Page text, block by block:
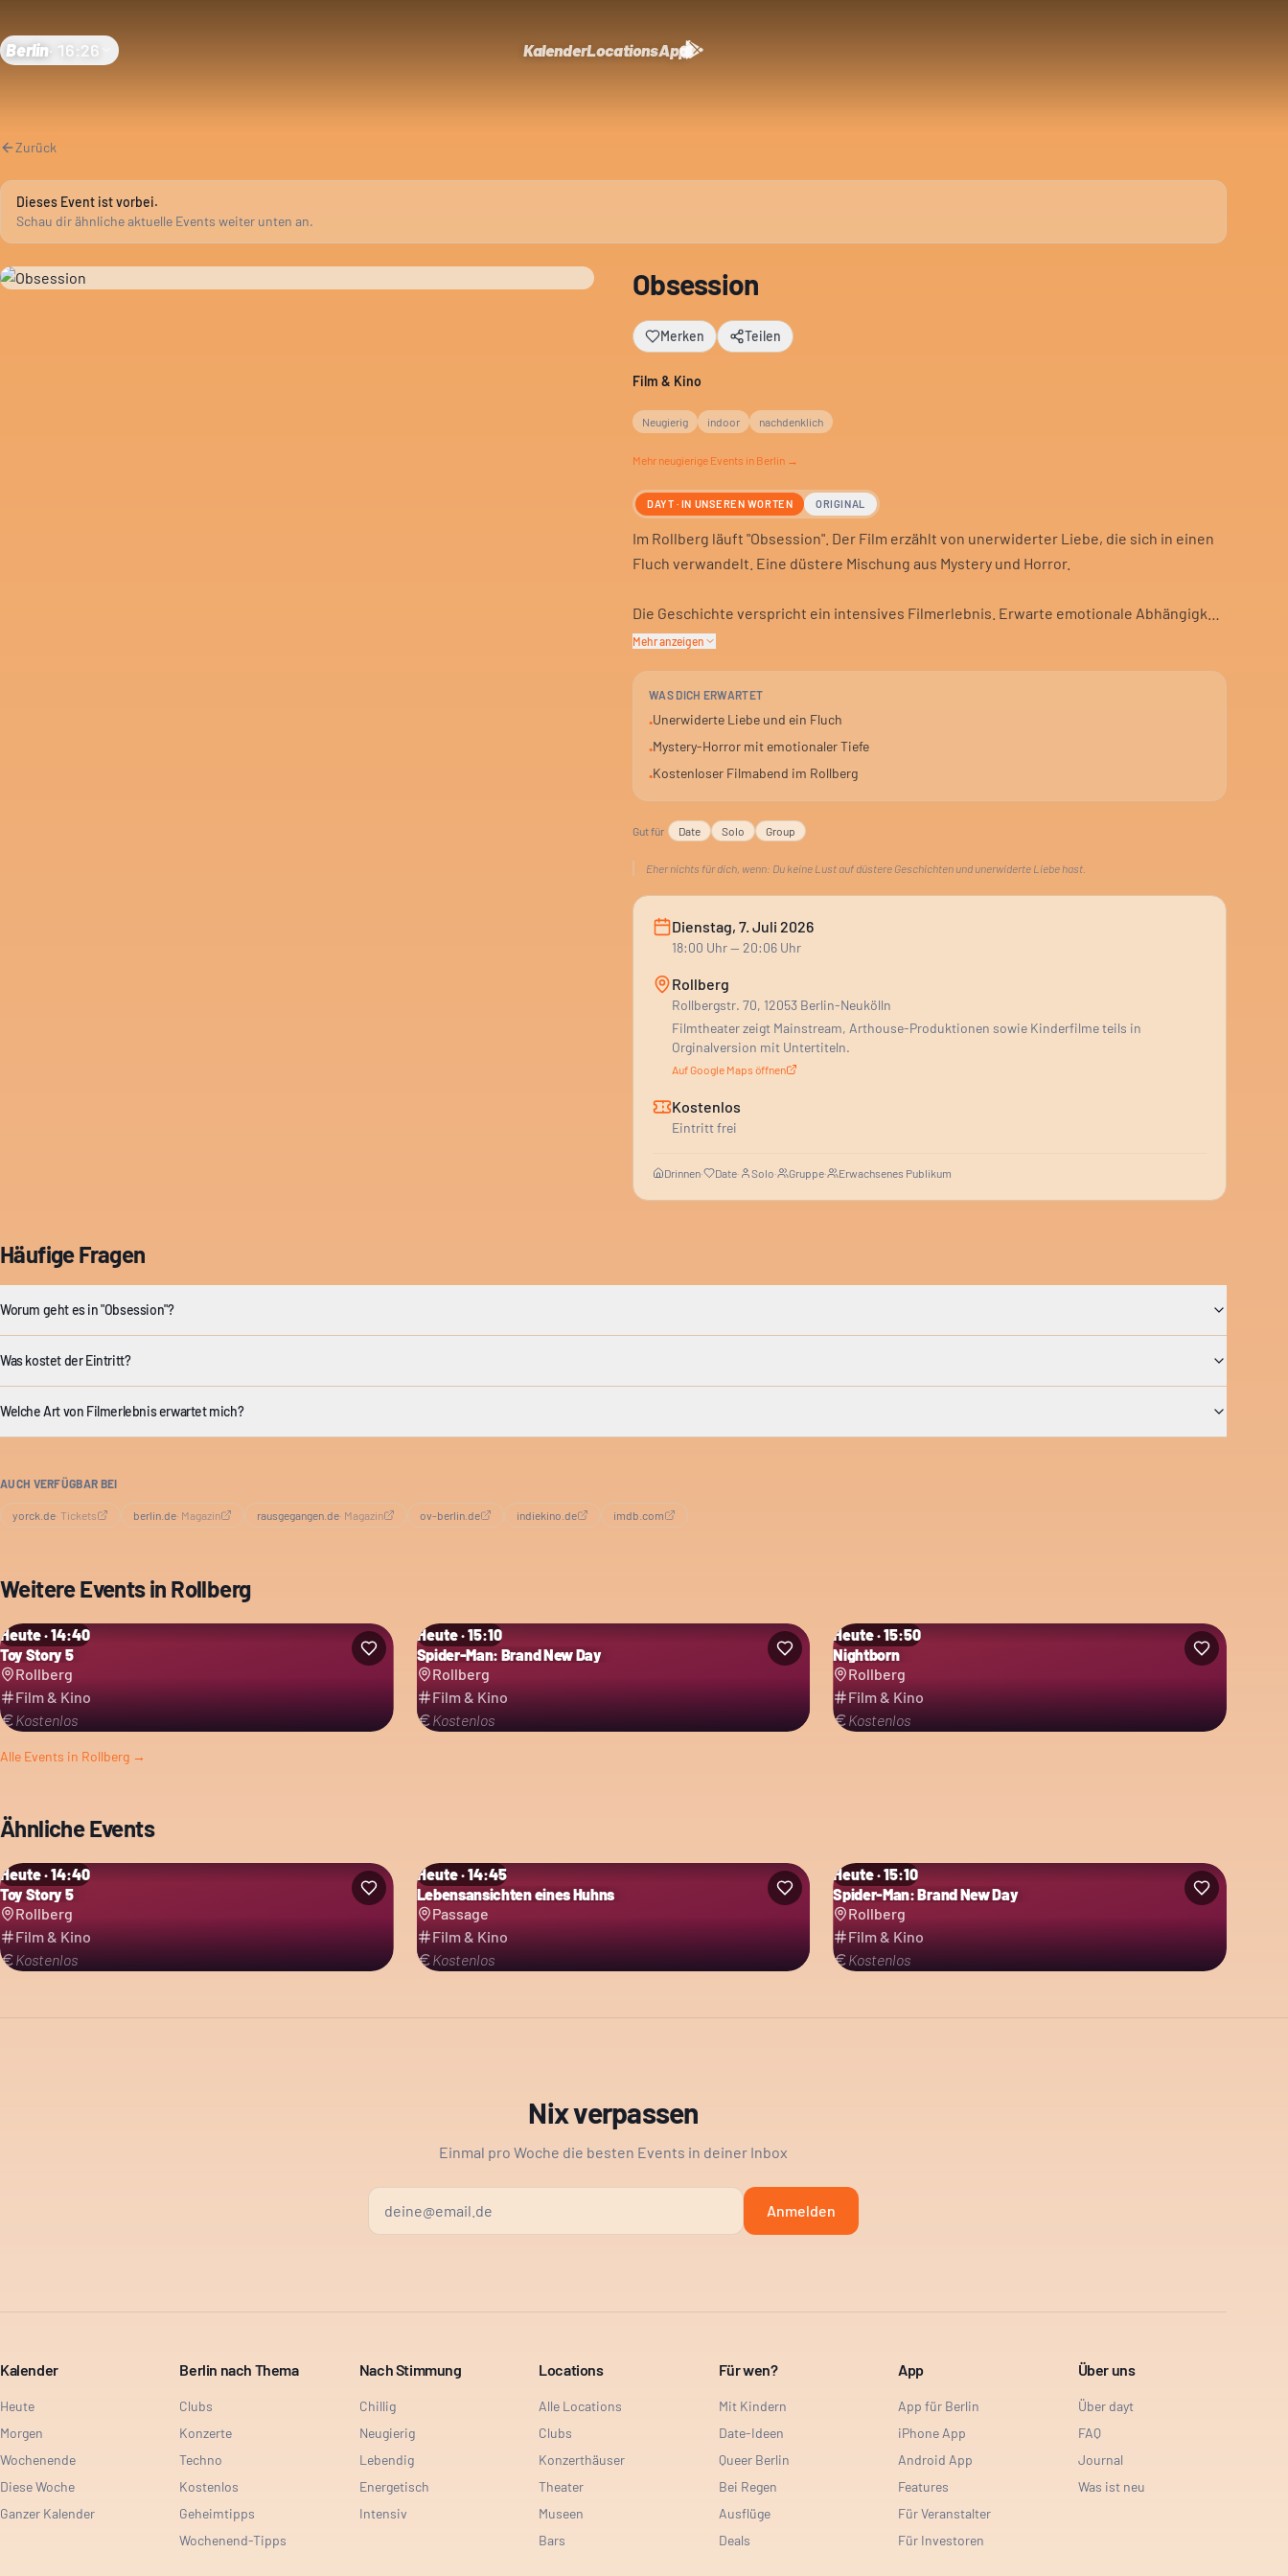
Berlin· 16:26 KalenderLocationsApp
Zurück
Dieses Event ist vorbei.
Schau dir ähnliche aktuelle Events weiter unten an.
Obsession
Merken Teilen
Film & Kino
Neugierig indoor nachdenklich
Mehr neugierige Events in Berlin →
DAYT · IN UNSEREN WORTEN ORIGINAL
Im Rollberg läuft "Obsession". Der Film erzählt von unerwiderter Liebe, die sich in einen
Fluch verwandelt. Eine düstere Mischung aus Mystery und Horror.
Die Geschichte verspricht ein intensives Filmerlebnis. Erwarte emotionale Abhängigkeit
und eine Handlung, die nachwirkt.
Der Eintritt ist frei. Eine gute Gelegenheit für einen Abend im Kino, ohne dass es etwas
kostet.
Mehr anzeigen
WAS DICH ERWARTET
•Unerwiderte Liebe und ein Fluch
•Mystery-Horror mit emotionaler Tiefe
•Kostenloser Filmabend im Rollberg
Gut für Date Solo Group
Eher nichts für dich, wenn: Du keine Lust auf düstere Geschichten und unerwiderte Liebe hast.
Dienstag, 7. Juli 2026
18:00 Uhr— 20:06 Uhr
Rollberg
Rollbergstr. 70, 12053 Berlin-Neukölln
Filmtheater zeigt Mainstream, Arthouse-Produktionen sowie Kinderfilme teils in
Orginalversion mit Untertiteln.
Auf Google Maps öffnen
Kostenlos
Eintritt frei
Drinnen· Date· Solo· Gruppe· Erwachsenes Publikum
Häufige Fragen
Worum geht es in "Obsession"?
Was kostet der Eintritt?
Welche Art von Filmerlebnis erwartet mich?
AUCH VERFÜGBAR BEI
yorck.de· Tickets berlin.de· Magazin rausgegangen.de· Magazin ov-berlin.de indiekino.de imdb.com
Weitere Events in Rollberg
Heute · 14:40
Toy Story 5
Rollberg
Film & Kino
Kostenlos
Heute · 15:10
Spider-Man: Brand New Day
Rollberg
Film & Kino
Kostenlos
Heute · 15:50
Nightborn
Rollberg
Film & Kino
Kostenlos
Alle Events in Rollberg →
Ähnliche Events
Heute · 14:40
Toy Story 5
Rollberg
Film & Kino
Kostenlos
Heute · 14:45
Lebensansichten eines Huhns
Passage
Film & Kino
Kostenlos
Heute · 15:10
Spider-Man: Brand New Day
Rollberg
Film & Kino
Kostenlos
Nix verpassen
Einmal pro Woche die besten Events in deiner Inbox
Anmelden
Kalender
Heute
Morgen
Wochenende
Diese Woche
Ganzer Kalender
Berlin nach Thema
Clubs
Konzerte
Techno
Kostenlos
Geheimtipps
Wochenend-Tipps
Nach Stimmung
Chillig
Neugierig
Lebendig
Energetisch
Intensiv
Locations
Alle Locations
Clubs
Konzerthäuser
Theater
Museen
Bars
Für wen?
Mit Kindern
Date-Ideen
Queer Berlin
Bei Regen
Ausflüge
Deals
App
App für Berlin
iPhone App
Android App
Features
Für Veranstalter
Für Investoren
Über uns
Über dayt
FAQ
Journal
Was ist neu